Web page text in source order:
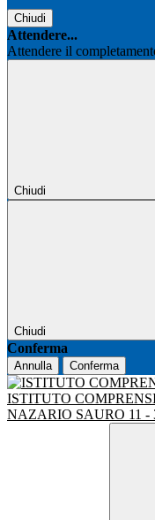
Chiudi
Attendere...
Attendere il
Chiudi
Chiudi
Conferma
Annulla Conferma
ISTITUTO
NAZARIO SAURO 11 -